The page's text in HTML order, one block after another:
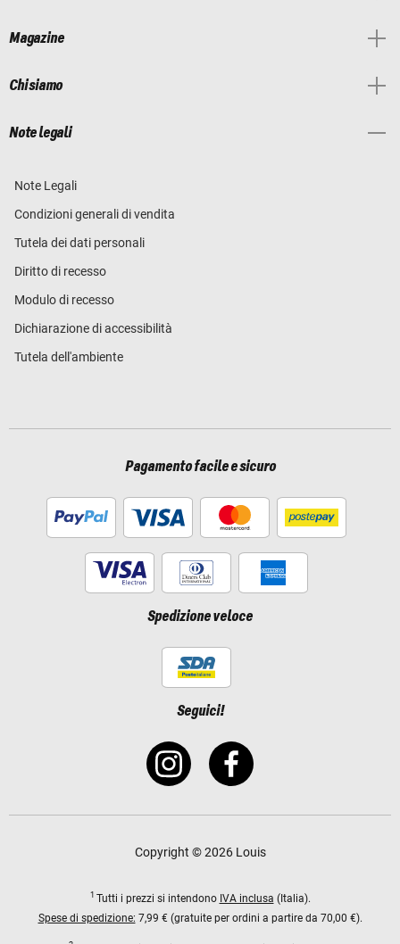
Magazine
Chi siamo
Note legali
Note Legali
Condizioni generali di vendita
Tutela dei dati personali
Diritto di recesso
Modulo di recesso
Dichiarazione di accessibilità
Tutela dell'ambiente
Pagamento facile e sicuro
Spedizione veloce
Seguici!
Copyright © 2026 Louis
1 Tutti i prezzi si intendono IVA inclusa (Italia).
Spese di spedizione: 7,99 € (gratuite per ordini a partire da 70,00 €).